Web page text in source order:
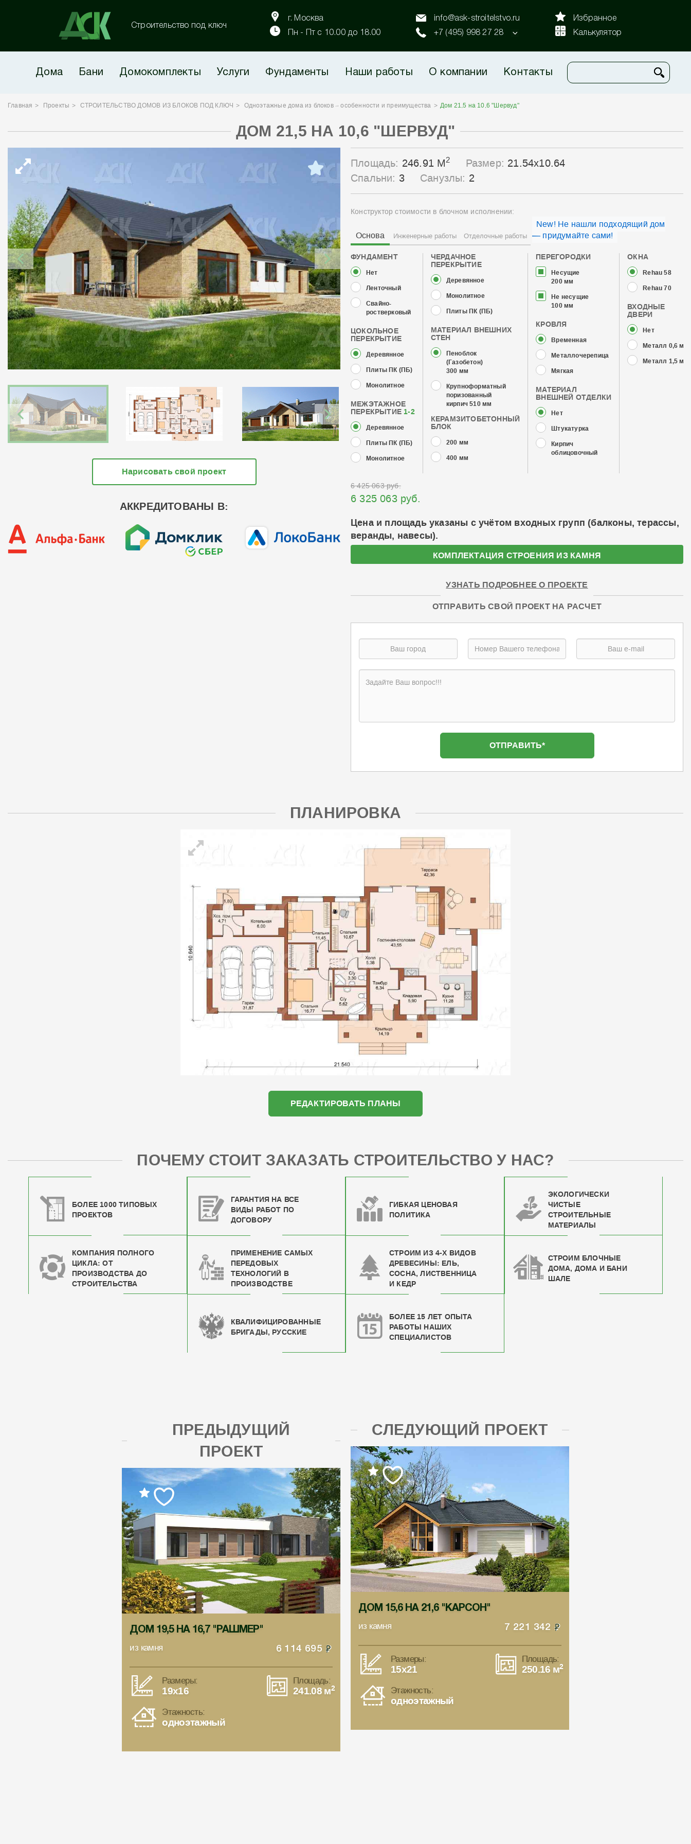
Строительство под ключ
г. Москва
Пн - Пт с 10.00 до 18.00
info@ask-stroitelstvo.ru
+7 (495) 998 27 28
Избранное
Калькулятор
Дома Бани Домокомплекты Услуги Фундаменты Наши работы О компании Контакты
Главная Проекты СТРОИТЕЛЬСТВО ДОМОВ ИЗ БЛОКОВ ПОД КЛЮЧ Одноэтажные дома из блоков – особенности и преимущества Дом 21,5 на 10,6 "Шервуд"
ДОМ 21,5 НА 10,6 "ШЕРВУД"
Нарисовать свой проект
АККРЕДИТОВАНЫ В:
Площадь: 246.91 М2 Размер: 21.54x10.64
Спальни: 3 Санузлы: 2
Конструктор стоимости в блочном исполнении:
New! Не нашли подходящий дом
— придумайте сами!
Основа Инженерные работы Отделочные работы
ФУНДАМЕНТ
Нет
Ленточный
Свайно-
ростверковый
ЦОКОЛЬНОЕ
ПЕРЕКРЫТИЕ
Деревянное
Плиты ПК (ПБ)
Монолитное
МЕЖЭТАЖНОЕ
ПЕРЕКРЫТИЕ 1-2
Деревянное
Плиты ПК (ПБ)
Монолитное
ЧЕРДАЧНОЕ
ПЕРЕКРЫТИЕ
Деревянное
Монолитное
Плиты ПК (ПБ)
МАТЕРИАЛ ВНЕШНИХ
СТЕН
Пеноблок
(Газобетон)
300 мм
Крупноформатный
поризованный
кирпич 510 мм
КЕРАМЗИТОБЕТОННЫЙ
БЛОК
200 мм
400 мм
ПЕРЕГОРОДКИ
Несущие
200 мм
Не несущие
100 мм
КРОВЛЯ
Временная
Металлочерепица
Мягкая
МАТЕРИАЛ
ВНЕШНЕЙ ОТДЕЛКИ
Нет
Штукатурка
Кирпич
облицовочный
ОКНА
Rehau 58
Rehau 70
ВХОДНЫЕ
ДВЕРИ
Нет
Металл 0,6 мм
Металл 1,5 мм
6 425 063 руб.
6 325 063 руб.
Цена и площадь указаны с учётом входных групп (балконы, терассы,
веранды, навесы).
КОМПЛЕКТАЦИЯ СТРОЕНИЯ ИЗ КАМНЯ
УЗНАТЬ ПОДРОБНЕЕ О ПРОЕКТЕ
ОТПРАВИТЬ СВОЙ ПРОЕКТ НА РАСЧЕТ
ПЛАНИРОВКА
РЕДАКТИРОВАТЬ ПЛАНЫ
ПОЧЕМУ СТОИТ ЗАКАЗАТЬ СТРОИТЕЛЬСТВО У НАС?
БОЛЕЕ 1000 ТИПОВЫХ
ПРОЕКТОВ
ГАРАНТИЯ НА ВСЕ
ВИДЫ РАБОТ ПО
ДОГОВОРУ
ГИБКАЯ ЦЕНОВАЯ
ПОЛИТИКА
ЭКОЛОГИЧЕСКИ
ЧИСТЫЕ
СТРОИТЕЛЬНЫЕ
МАТЕРИАЛЫ
КОМПАНИЯ ПОЛНОГО
ЦИКЛА: ОТ
ПРОИЗВОДСТВА ДО
СТРОИТЕЛЬСТВА
ПРИМЕНЕНИЕ САМЫХ
ПЕРЕДОВЫХ
ТЕХНОЛОГИЙ В
ПРОИЗВОДСТВЕ
СТРОИМ ИЗ 4-Х ВИДОВ
ДРЕВЕСИНЫ: ЕЛЬ,
СОСНА, ЛИСТВЕННИЦА
И КЕДР
СТРОИМ БЛОЧНЫЕ
ДОМА, ДОМА И БАНИ
ШАЛЕ
КВАЛИФИЦИРОВАННЫЕ
БРИГАДЫ, РУССКИЕ
БОЛЕЕ 15 ЛЕТ ОПЫТА
РАБОТЫ НАШИХ
СПЕЦИАЛИСТОВ
ПРЕДЫДУЩИЙ
ПРОЕКТ
ДОМ 19,5 НА 16,7 "РАШМЕР"
из камня 6 114 695
Размеры:
19x16
Площадь:
241.08 м2
Этажность:
одноэтажный
СЛЕДУЮЩИЙ ПРОЕКТ
ДОМ 15,6 НА 21,6 "КАРСОН"
из камня 7 221 342
Размеры:
15x21
Площадь:
250.16 м2
Этажность:
одноэтажный